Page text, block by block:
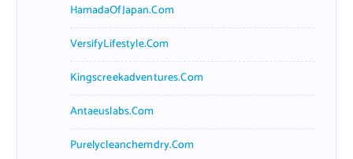
HamadaOfJapan.com
VersifyLifestyle.com
Kingscreekadventures.com
Antaeuslabs.com
Purelycleanchemdry.com